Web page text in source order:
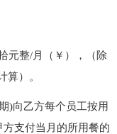
整/月（￥），（除
算）。
向乙方每个员工按用
支付当月的所用餐的